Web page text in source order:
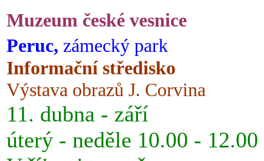
Muzeum české vesnice
Peruc, zámecký park
Informační středisko
Výstava obrazů J. Corvina
11. dubna - září
úterý - neděle 10.00 -